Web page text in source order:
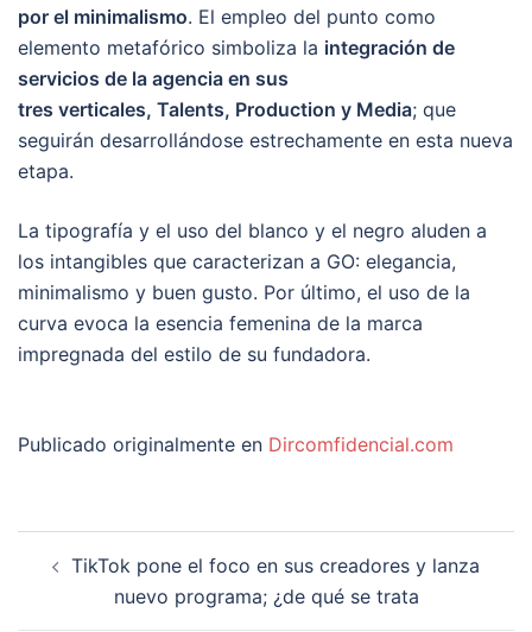
por el minimalismo. El empleo del punto como
elemento metafórico simboliza la integración de
servicios de la agencia en sus
tres verticales, Talents, Production y Media; que
seguirán desarrollándose estrechamente en esta nueva
etapa.
La tipografía y el uso del blanco y el negro aluden a
los intangibles que caracterizan a GO: elegancia,
minimalismo y buen gusto. Por último, el uso de la
curva evoca la esencia femenina de la marca
impregnada del estilo de su fundadora.
Publicado originalmente en Dircomfidencial.com
entradas
TikTok pone el foco en sus creadores y lanza
nuevo programa; ¿de qué se trata